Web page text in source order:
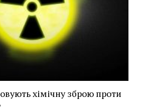
хімічну зброю проти